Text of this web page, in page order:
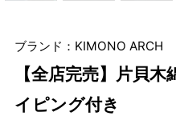
ブランド：KIMONO ARCH
【全店完売】片
イピング付き